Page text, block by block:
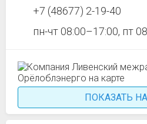
+7 (48677) 2-19-40
пн-чт 08:00–17:00, пт
ПОКАЗАТЬ